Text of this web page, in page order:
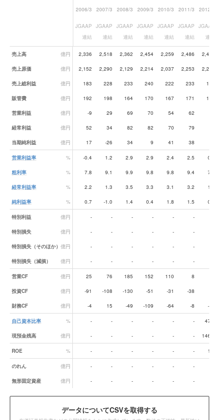
業績データ一覧
2006/3 2007/3 2008/3 2009/3 2010/3 2011/3 2012/3
JGAAP
連結
JGAAP
連結
JGAAP
連結
JGAAP
連結
JGAAP
連結
JGAAP
連結
JGAAP
連結
売上高 億円 2,336 2,518 2,362 2,454 2,259 2,486 2,467
売上原価 億円 2,152 2,290 2,129 2,214 2,037 2,253 2,275
売上総利益 億円 183 228 233 240 222 233 192
販管費 億円 192 198 164 170 167 171 174
営業利益 億円 -9 29 69 70 54 62
経常利益 億円 52 34 82 82 70 79
当期純利益 億円 17 -26 34 9 41 38
営業利益率 % -0.4 1.2 2.9 2.9 2.4 2.5 0.7
粗利率 % 7.8 9.1 9.9 9.8 9.8 9.4 7.8
経常利益率 % 2.2 1.3 3.5 3.3 3.1 3.2 1.3
純利益率 % 0.7 -1.0 1.4 0.4 1.8 1.5 0.5
特別利益 億円 - - - - - -
特別損失 億円 - - - - - -
特別損失（そのほか） 億円 - - - - - -
特別損失（減損） 億円 - - - - - -
営業CF 億円 25 76 185 152 110 8
投資CF 億円 -91 -108 -130 -51 -31 -38
財務CF 億円 -4 15 -49 -109 -64 -8 -15
自己資本比率 % - - - - - - 47.5
現預金残高 億円 - - - - - - 146.8
ROE % - - - - - - 1.5
のれん 億円 - - - - - -
無形固定資産 億円 - - - - - -
データについてCSVを取得する